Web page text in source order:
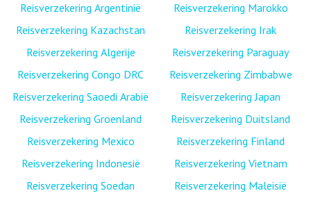
Reisverzekering Argentinië
Reisverzekering Kazachstan
Reisverzekering Algerije
Reisverzekering Congo DRC
Reisverzekering Saoedi Arabië
Reisverzekering Groenland
Reisverzekering Mexico
Reisverzekering Indonesië
Reisverzekering Soedan
Reisverzekering Marokko
Reisverzekering Irak
Reisverzekering Paraguay
Reisverzekering Zimbabwe
Reisverzekering Japan
Reisverzekering Duitsland
Reisverzekering Finland
Reisverzekering Vietnam
Reisverzekering Maleisië